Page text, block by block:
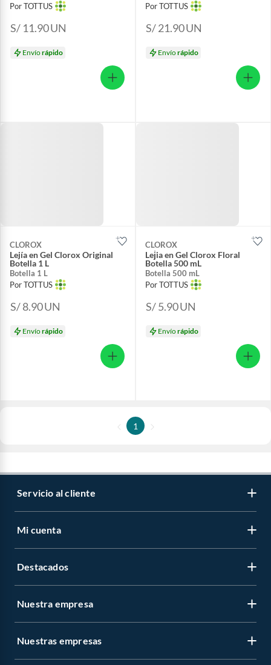
Por TOTTUS
S/ 11.90UN
Envíorápido
Por TOTTUS
S/ 21.90UN
Envíorápido
CLOROX
Lejía en Gel Clorox Original
Botella 1 L
Botella 1 L
Por TOTTUS
S/ 8.90UN
Envíorápido
CLOROX
Lej́ia en Gel Clorox Floral
Botella 500 mL
Botella 500 mL
Por TOTTUS
S/ 5.90UN
Envíorápido
1
Servicio al cliente
Mi cuenta
Destacados
Nuestra empresa
Nuestras empresas